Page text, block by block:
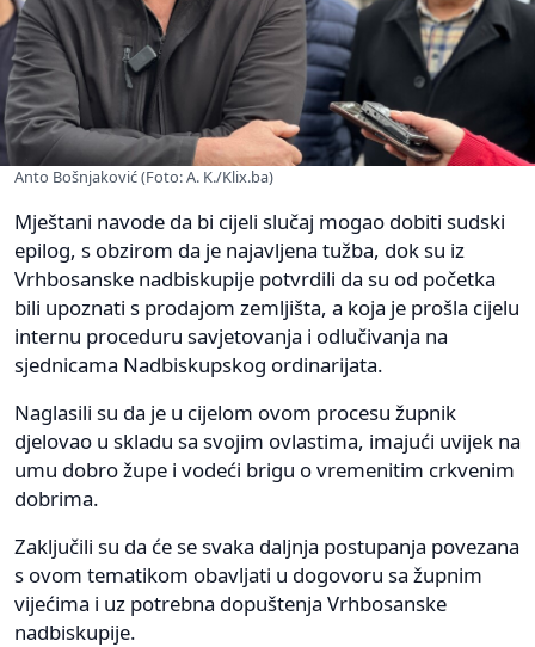
Anto Bošnjaković (Foto: A. K./Klix.ba)
Mještani navode da bi cijeli slučaj mogao dobiti sudski
epilog, s obzirom da je najavljena tužba, dok su iz
Vrhbosanske nadbiskupije potvrdili da su od početka
bili upoznati s prodajom zemljišta, a koja je prošla cijelu
internu proceduru savjetovanja i odlučivanja na
sjednicama Nadbiskupskog ordinarijata.
Naglasili su da je u cijelom ovom procesu župnik
djelovao u skladu sa svojim ovlastima, imajući uvijek na
umu dobro župe i vodeći brigu o vremenitim crkvenim
dobrima.
Zaključili su da će se svaka daljnja postupanja povezana
s ovom tematikom obavljati u dogovoru sa župnim
vijećima i uz potrebna dopuštenja Vrhbosanske
nadbiskupije.